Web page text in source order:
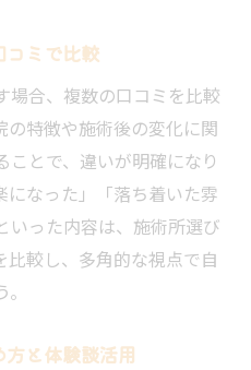
が改善する理由とは
院の施術が有効な場面
こり腰痛対策のポイン
院を痛み改善に活かす
れる日常生活への変化
術後の過ごし方
コミで比較
場合、複数の口コミを比較
の特徴や施術後の変化に関
とで、違いが明確になり
になった」「落ち着いた雰
いった内容は、施術所選び
比較し、多角的な視点で自
と体験談活用